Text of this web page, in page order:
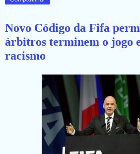
Novo Código da Fifa
árbitros terminem o jogo
racismo